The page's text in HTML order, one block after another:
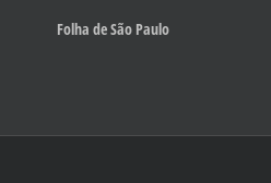
Folha de São Paulo